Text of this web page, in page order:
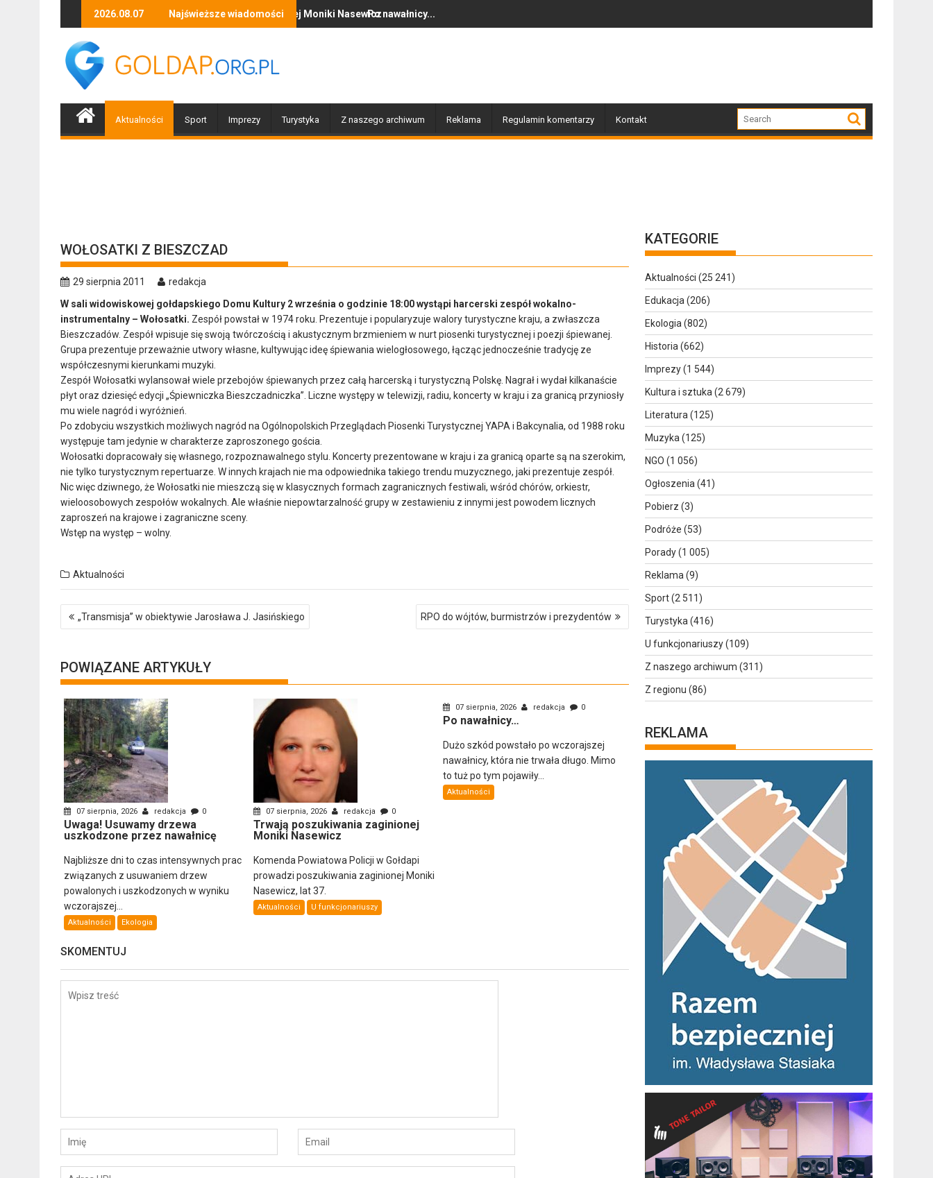
2026.08.07 Najświeższe wiadomości
przez nawałnicęTrwają poszukiwania zaginionej Moniki NasewiczPo nawałnicy...
Aktualności Sport Imprezy Turystyka Z naszego archiwum Reklama Regulamin komentarzy Kontakt
WOŁOSATKI Z BIESZCZAD
29 sierpnia 2011
redakcja
W sali widowiskowej gołdapskiego Domu Kultury 2 września o godzinie 18:00 wystąpi harcerski zespół wokalno-
instrumentalny – Wołosatki. Zespół powstał w 1974 roku. Prezentuje i popularyzuje walory turystyczne kraju, a zwłaszcza
Bieszczadów. Zespół wpisuje się swoją twórczością i akustycznym brzmieniem w nurt piosenki turystycznej i poezji śpiewanej.
Grupa prezentuje przeważnie utwory własne, kultywując ideę śpiewania wielogłosowego, łącząc jednocześnie tradycję ze
współczesnymi kierunkami muzyki.
Zespół Wołosatki wylansował wiele przebojów śpiewanych przez całą harcerską i turystyczną Polskę. Nagrał i wydał kilkanaście
płyt oraz dziesięć edycji „Śpiewniczka Bieszczadniczka”. Liczne występy w telewizji, radiu, koncerty w kraju i za granicą przyniosły
mu wiele nagród i wyróżnień.
Po zdobyciu wszystkich możliwych nagród na Ogólnopolskich Przeglądach Piosenki Turystycznej YAPA i Bakcynalia, od 1988 roku
występuje tam jedynie w charakterze zaproszonego gościa.
Wołosatki dopracowały się własnego, rozpoznawalnego stylu. Koncerty prezentowane w kraju i za granicą oparte są na szerokim,
nie tylko turystycznym repertuarze. W innych krajach nie ma odpowiednika takiego trendu muzycznego, jaki prezentuje zespół.
Nic więc dziwnego, że Wołosatki nie mieszczą się w klasycznych formach zagranicznych festiwali, wśród chórów, orkiestr,
wieloosobowych zespołów wokalnych. Ale właśnie niepowtarzalność grupy w zestawieniu z innymi jest powodem licznych
zaproszeń na krajowe i zagraniczne sceny.
Wstęp na występ – wolny.
Aktualności
Nawigacja
wpisu
„Transmisja” w obiektywie Jarosława J. Jasińskiego RPO do wójtów, burmistrzów i prezydentów
POWIĄZANE ARTYKUŁY
07 sierpnia, 2026 redakcja 0
Uwaga! Usuwamy drzewa
uszkodzone przez nawałnicę
Najbliższe dni to czas intensywnych prac
związanych z usuwaniem drzew
powalonych i uszkodzonych w wyniku
wczorajszej...
Aktualności Ekologia
07 sierpnia, 2026 redakcja 0
Trwają poszukiwania zaginionej
Moniki Nasewicz
Komenda Powiatowa Policji w Gołdapi
prowadzi poszukiwania zaginionej Moniki
Nasewicz, lat 37.
Aktualności U funkcjonariuszy
07 sierpnia, 2026 redakcja 0
Po nawałnicy…
Dużo szkód powstało po wczorajszej
nawałnicy, która nie trwała długo. Mimo
to tuż po tym pojawiły...
Aktualności
SKOMENTUJ
KATEGORIE
Aktualności (25 241)
Edukacja (206)
Ekologia (802)
Historia (662)
Imprezy(1 544)
Kultura i sztuka (2 679)
Literatura (125)
Muzyka (125)
NGO (1 056)
Ogłoszenia (41)
Pobierz (3)
Podróże (53)
Porady(1 005)
Reklama (9)
Sport(2 511)
Turystyka (416)
U funkcjonariuszy(109)
Z naszego archiwum (311)
Z regionu (86)
REKLAMA